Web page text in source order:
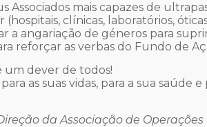
mais capazes de
clínicas, laboratórios,
a angariação de géneros para
reforçar as verbas do Fundo de
um dever de todos!
as suas vidas, para a sua saúde e
da Associação de Operações